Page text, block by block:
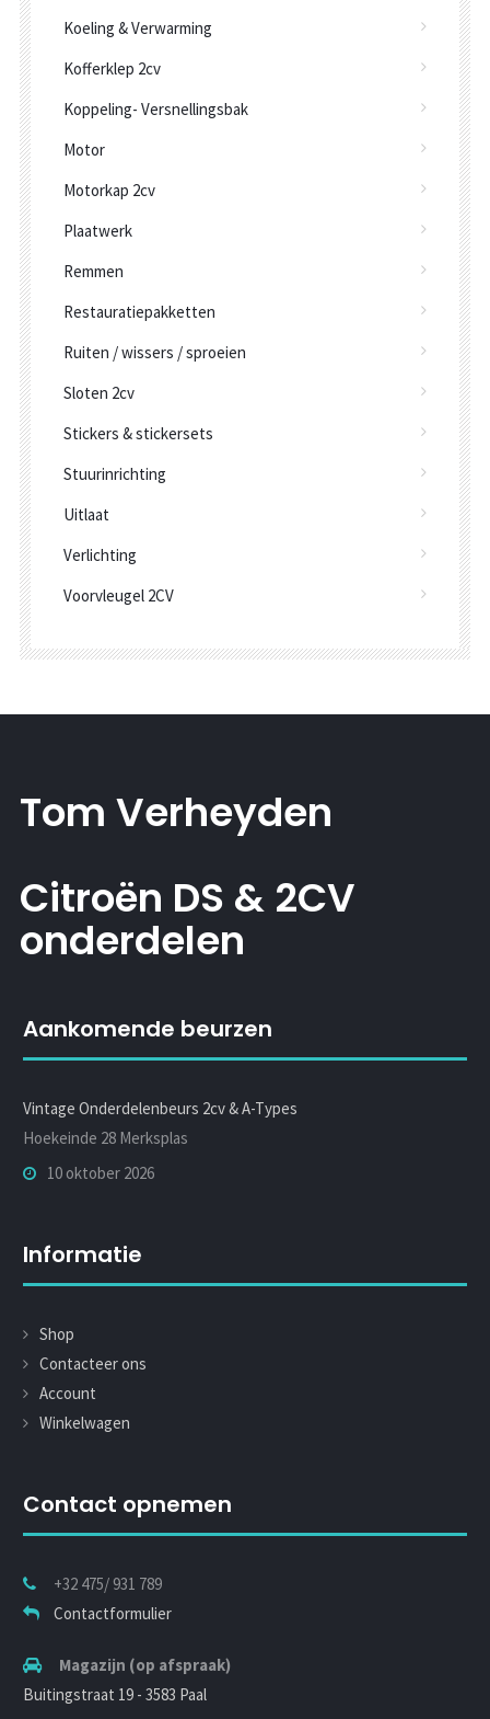
Koeling & Verwarming
Kofferklep 2cv
Koppeling- Versnellingsbak
Motor
Motorkap 2cv
Plaatwerk
Remmen
Restauratiepakketten
Ruiten / wissers / sproeien
Sloten 2cv
Stickers & stickersets
Stuurinrichting
Uitlaat
Verlichting
Voorvleugel 2CV
Tom Verheyden
Citroën DS & 2CV
onderdelen
Aankomende beurzen
Vintage Onderdelenbeurs 2cv & A-Types
Hoekeinde 28 Merksplas
10 oktober 2026
Informatie
Shop
Contacteer ons
Account
Winkelwagen
Contact opnemen
+32 475/ 931 789
Contactformulier
Magazijn (op afspraak)
Buitingstraat 19 - 3583 Paal